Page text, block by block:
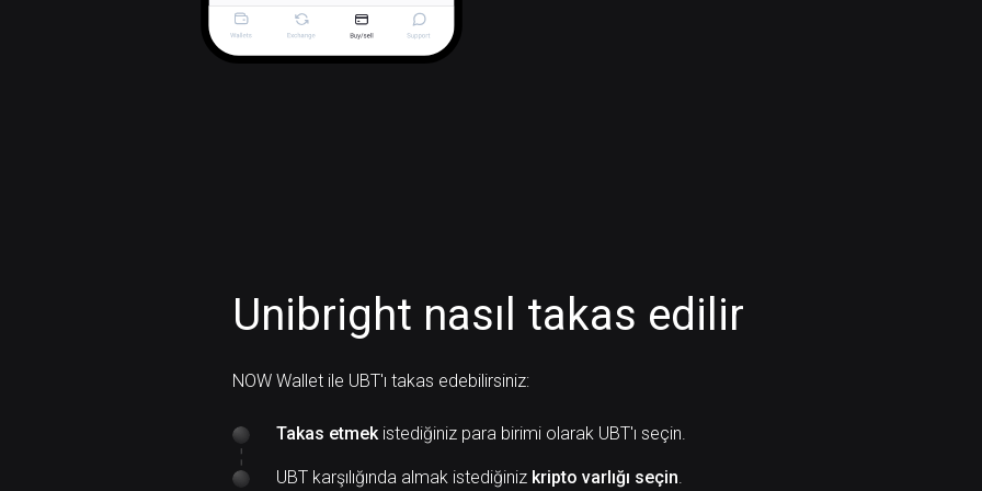
Unibright nasıl takas edilir
NOW Wallet ile UBT'ı takas edebilirsiniz:
Takas etmekistediğiniz para birimi olarak UBT'ı seçin.
UBT karşılığında almak istediğiniz kripto varlığı seçin.